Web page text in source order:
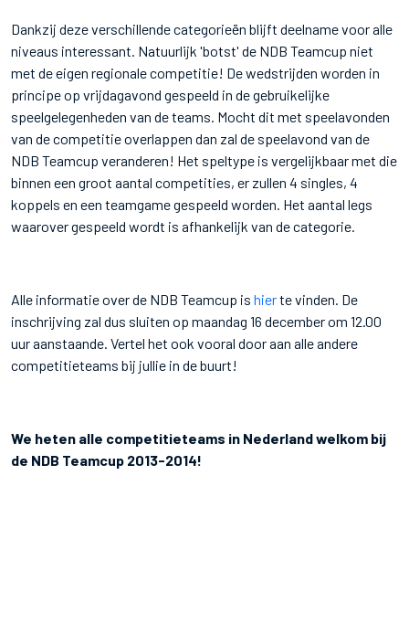
Dankzij deze verschillende categorieën blijft deelname voor alle
niveaus interessant. Natuurlijk 'botst' de NDB Teamcup niet
met de eigen regionale competitie! De wedstrijden worden in
principe op vrijdagavond gespeeld in de gebruikelijke
speelgelegenheden van de teams. Mocht dit met speelavonden
van de competitie overlappen dan zal de speelavond van de
NDB Teamcup veranderen! Het speltype is vergelijkbaar met die
binnen een groot aantal competities, er zullen 4 singles, 4
koppels en een teamgame gespeeld worden. Het aantal legs
waarover gespeeld wordt is afhankelijk van de categorie.
Alle informatie over de NDB Teamcup is hierte vinden. De
inschrijving zal dus sluiten op maandag 16 december om 12.00
uur aanstaande. Vertel het ook vooral door aan alle andere
competitieteams bij jullie in de buurt!
We heten alle competitieteams in Nederland welkom bij
de NDB Teamcup 2013-2014!